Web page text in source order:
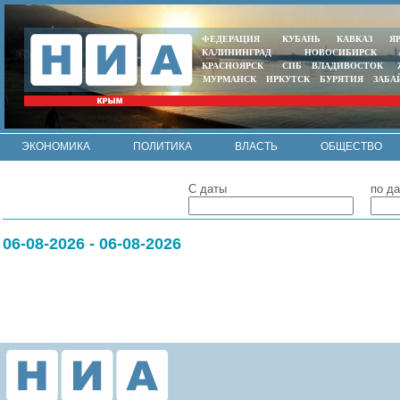
ФЕДЕРАЦИЯ КУБАНЬ КАВКАЗ
КАЛИНИНГРАД
НОВОСИБИРСК
КРАСНОЯРСК
СПБ ВЛАДИВОСТОК
МУРМАНСК
ИРКУТСК БУРЯТИЯ
ЭКОНОМИКА ПОЛИТИКА ВЛАСТЬ
ОБЩЕСТВО
С даты по
06-08-2026 - 06-08-2026